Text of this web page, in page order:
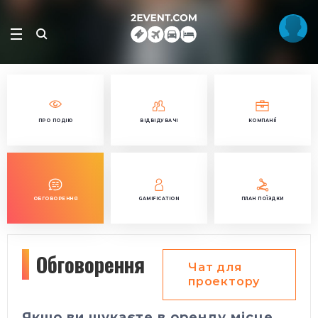
ПРО ПОДІЮ ВІДВІДУВАЧІ КОМПАНІЇ
ОБГОВОРЕННЯ GAMIFICATION ПЛАН ПОЇЗДКИ
Обговорення
Чат для
проектору